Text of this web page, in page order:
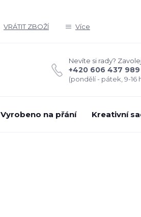
VRÁTIT ZBOŽÍ Více
Nevíte si rady?
+420 606 437 989
(pondělí - pátek, 9-16
Vyrobeno na přání Kreativní